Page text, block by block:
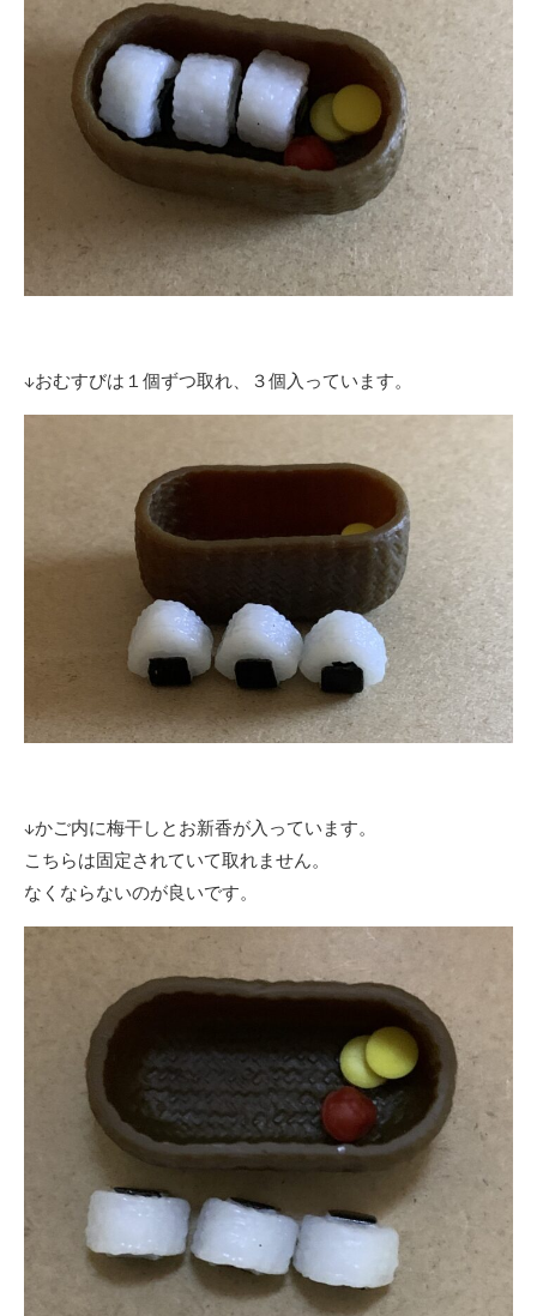
↓おむすびは１個ずつ取れ、３個入っています。
↓かご内に梅干しとお新香が入っています。
こちらは固定されていて取れません。
なくならないのが良いです。